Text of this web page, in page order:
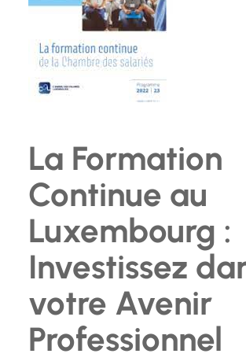
La Formation
Continue au
Luxembourg :
Investissez
votre Avenir
Professionnel